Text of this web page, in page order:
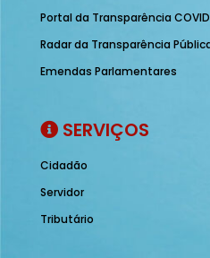
Portal da Transparência
Radar da Transparência
Emendas Parlamentares
SERVIÇOS
Cidadão
Servidor
Tributário